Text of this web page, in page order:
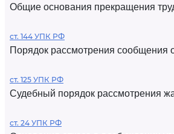
Общие основания прекращения
ст. 144 УПК РФ
Порядок рассмотрения сообщения
ст. 125 УПК РФ
Судебный порядок рассмотрения
ст. 24 УПК РФ